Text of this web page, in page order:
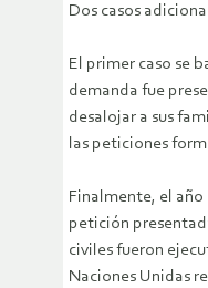
Dos casos
El primer caso se
demanda fue
desalojar a sus
las peticiones
Finalmente, el
petición
civiles fueron
Naciones Unidas